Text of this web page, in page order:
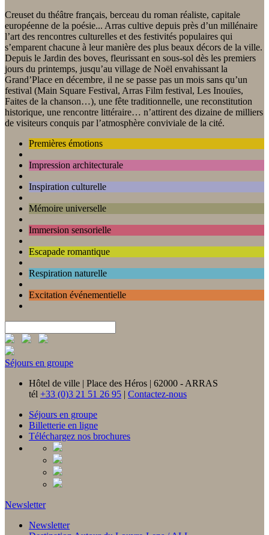
Creuset du théâtre français, berceau du roman réaliste, capitale
européenne de la poésie... Arras cultive depuis près d’un millénaire
l’art des rencontres culturelles et des festivités populaires qui
s’emparent chacune à leur manière des plus beaux décors de la ville.
Depuis le Jardin des boves, fleurissant en sous-sol dès les premiers
jours du printemps, jusqu’au village de Noël envahissant la
Grand’Place en décembre, il ne se passe pas un mois sans qu’un
festival (Main Square Festival, Arras Film festival, Les Inouïes,
Faites de la chanson…), une fête traditionnelle, une reconstitution
historique, une rencontre littéraire… n’attirent des dizaine de milliers
de visiteurs conquis par l’atmosphère conviviale de la cité.
Premières émotions
Impression architecturale
Inspiration culturelle
Mémoire universelle
Immersion sensorielle
Escapade romantique
Respiration naturelle
Excitation événementielle
Séjours en groupe
Hôtel de ville | Place des Héros | 62000 - ARRAS
tél +33 (0)3 21 51 26 95 | Contactez-nous
Séjours en groupe
Billetterie en ligne
Téléchargez nos brochures
Newsletter
Newsletter